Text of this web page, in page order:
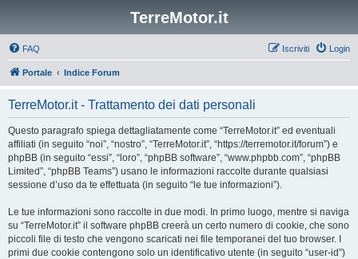
TerreMotor.it
FAQ Login
Iscriviti
Portale Indice Forum
TerreMotor.it - Trattamento dei dati personali
Questo paragrafo spiega dettagliatamente come “TerreMotor.it” ed eventuali
affiliati (in seguito “noi”, “nostro”, “TerreMotor.it”, “https://terremotor.it/forum”) e
phpBB (in seguito “essi”, “loro”, “phpBB software”, “www.phpbb.com”, “phpBB
Limited”, “phpBB Teams”) usano le informazioni raccolte durante qualsiasi
sessione d’uso da te effettuata (in seguito “le tue informazioni”).
Le tue informazioni sono raccolte in due modi. In primo luogo, mentre si naviga
su “TerreMotor.it” il software phpBB creerà un certo numero di cookie, che sono
piccoli file di testo che vengono scaricati nei file temporanei del tuo browser. I
primi due cookie contengono solo un identificativo utente (in seguito “user-id”)